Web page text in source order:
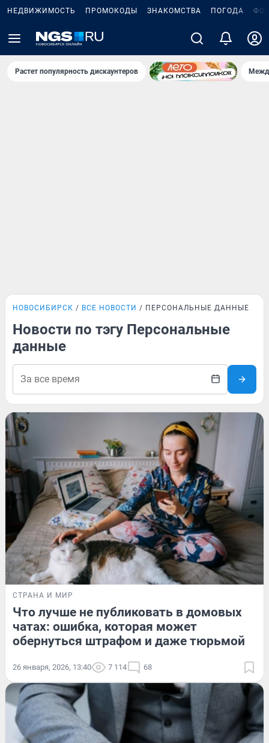
НЕДВИЖИМОСТЬ ПРОМОКОДЫ ЗНАКОМСТВА ПОГОДА
Растет популярность дискаунтеров
НОВОСИБИРСК ВСЕ НОВОСТИ ПЕРСОНАЛЬНЫЕ ДАННЫЕ
Новости по тэгу Персональные
данные
СТРАНА И МИР
Что лучше не публиковать в домовых
чатах: ошибка, которая может
обернуться штрафом и даже тюрьмой
26 января, 2026, 13:40 7 114 68